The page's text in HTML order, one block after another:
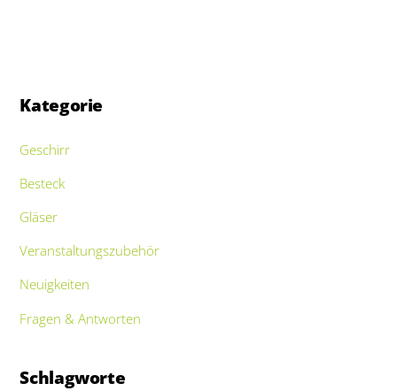
Kategorie
Geschirr
Besteck
Gläser
Veranstaltungszubehör
Neuigkeiten
Fragen & Antworten
Schlagworte